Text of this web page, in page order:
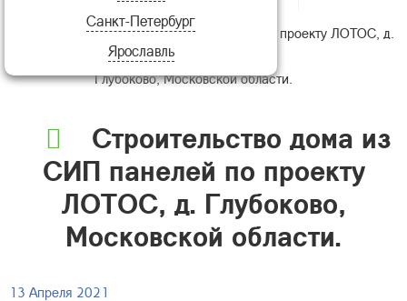
Санкт-Петербург
Ярославль
Строительство дома из СИП панелей по проекту ЛОТОС, д.
Глубоково, Московской области.
Строительство дома из
СИП панелей по проекту
ЛОТОС, д. Глубоково,
Московской области.
13 Апреля 2021